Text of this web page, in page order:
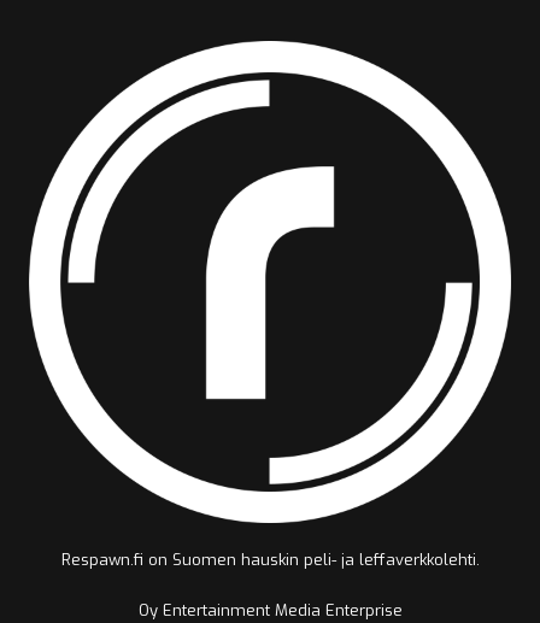
Respawn.fi on Suomen hauskin peli- ja leffaverkkolehti.
Oy Entertainment Media Enterprise